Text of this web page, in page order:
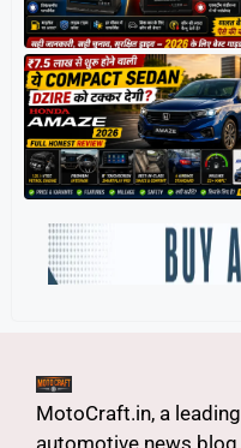
MotoCraft.in, a leading
automotive news blog,